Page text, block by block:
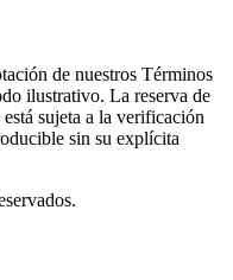
de nuestros Términos
ilustrativo. La reserva de
sujeta a la verificación
sin su explícita